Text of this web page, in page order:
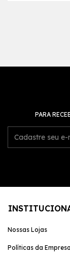
PARA
Nossas Lojas
Políticas da Empresa